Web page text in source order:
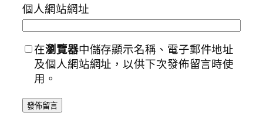
個人網站網址
在瀏覽器中儲存顯示名稱、電子郵件地址
及個人網站網址，以供下次發佈留言時使
用。